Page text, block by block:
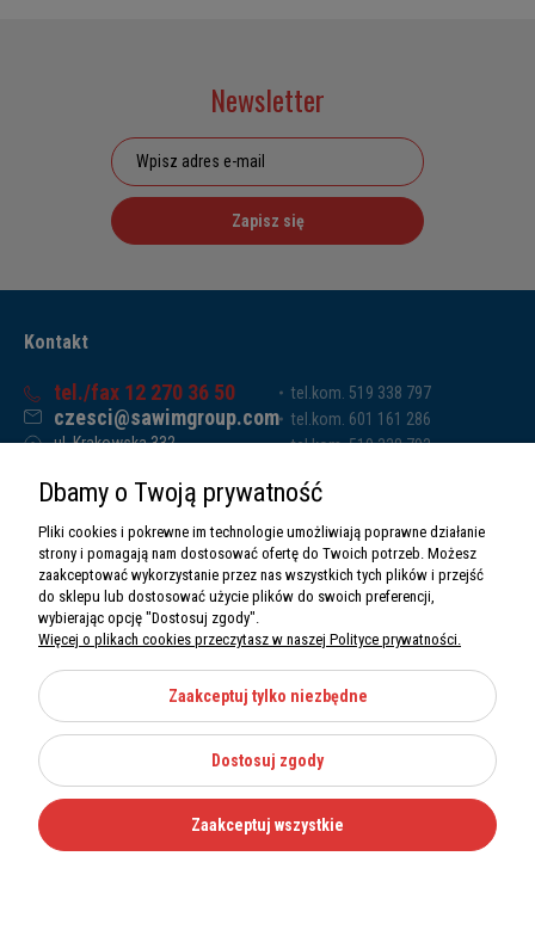
Newsletter
Zapisz się
Kontakt
tel./fax 12 270 36 50
czesci@sawimgroup.com
ul. Krakowska 332,
Sawim Group Mariusz Zdyb sp. k.
NIP: 5130284470
REGON: 5246591010
tel.kom. 519 338 797
tel.kom. 601 161 286
tel.kom. 519 338 793
O nas
Informacje
Moje konto
Kategorie
Dbamy o Twoją prywatność
Pliki cookies i pokrewne im technologie umożliwiają poprawne działanie
strony i pomagają nam dostosować ofertę do Twoich potrzeb. Możesz
zaakceptować wykorzystanie przez nas wszystkich tych plików i przejść
do sklepu lub dostosować użycie plików do swoich preferencji,
wybierając opcję "Dostosuj zgody".
Więcej o plikach cookies przeczytasz w naszej Polityce prywatności.
Zaakceptuj tylko niezbędne
Dostosuj zgody
Zaakceptuj wszystkie